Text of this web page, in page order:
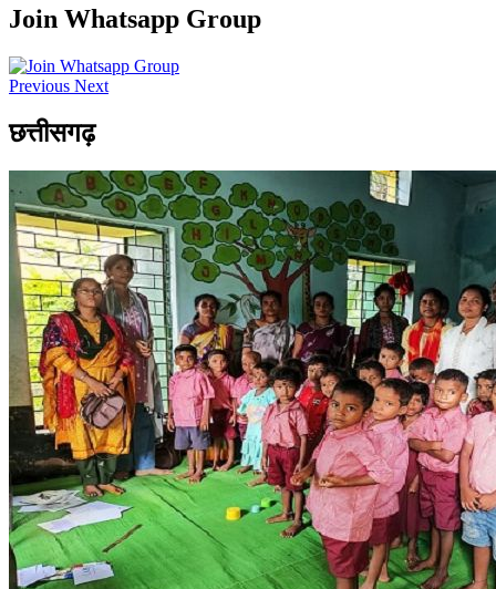
Join Whatsapp Group
Previous Next
छत्तीसगढ़